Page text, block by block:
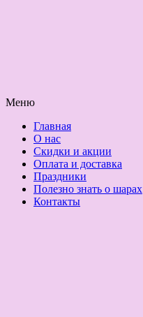
Меню
Главная
О нас
Скидки и акции
Оплата и доставка
Праздники
Полезно знать о шарах
Контакты